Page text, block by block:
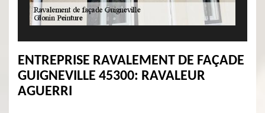
ENTREPRISE RAVALEMENT DE FAÇADE
GUIGNEVILLE 45300: RAVALEUR
AGUERRI